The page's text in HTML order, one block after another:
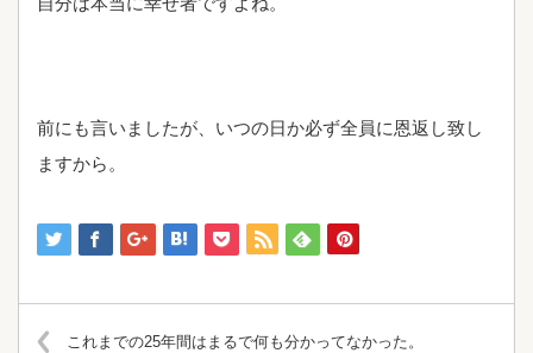
前にも言いましたが、いつの日か必ず全員に恩返し致し
ますから。
これまでの25年間はまるで何も分かってなかった。